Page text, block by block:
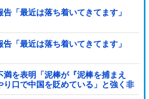
「最近は落ち着いてきてます」
「最近は落ち着いてきてます」
を表明「泥棒が『泥棒を捕まえ
り口で中国を貶めている」と強く非